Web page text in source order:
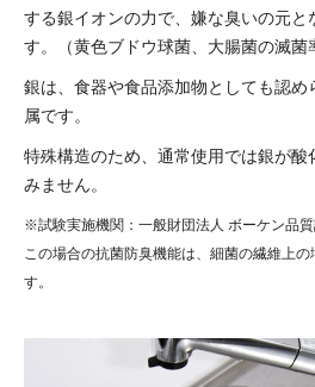
する銀イオンの力で、嫌な臭いの元と
す。（黄色ブドウ球菌、大腸菌の滅菌
銀は、食器や食品添加物としても認め
属です。
特殊構造のため、通常使用では銀が
みません。
※試験実施機関：一般財団法人 ボーケン品
この場合の抗菌防臭機能は、細菌の繊維上
す。